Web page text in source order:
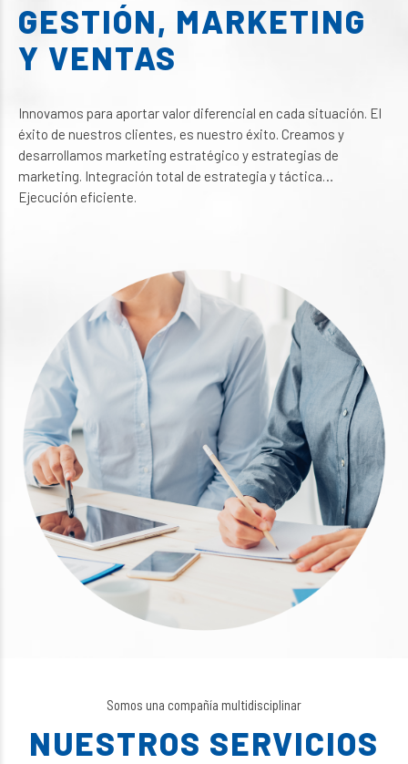
GESTIÓN, MARKETING
Y VENTAS
Innovamos para aportar valor diferencial en cada situación. El
éxito de nuestros clientes, es nuestro éxito. Creamos y
desarrollamos marketing estratégico y estrategias de
marketing. Integración total de estrategia y táctica…
Ejecución eficiente.
Somos una compañía multidisciplinar
NUESTROS SERVICIOS